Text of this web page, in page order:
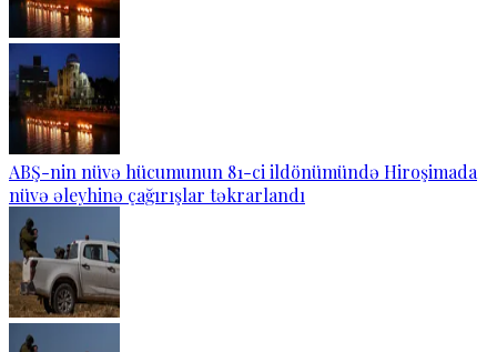
ABŞ-nin nüvə hücumunun 81-ci ildönümündə Hiroşimada
nüvə əleyhinə çağırışlar təkrarlandı